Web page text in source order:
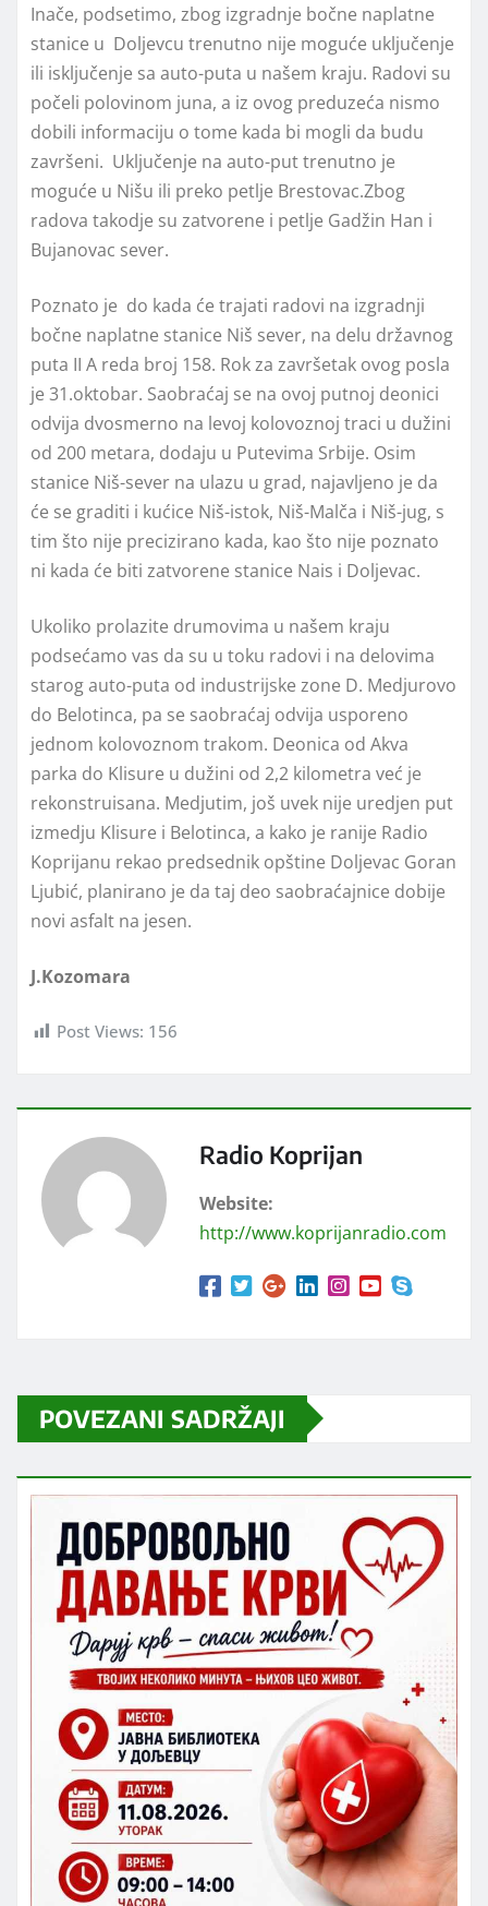
Inače, podsetimo, zbog izgradnje bočne naplatne
stanice u Doljevcu trenutno nije moguće uključenje
ili isključenje sa auto-puta u našem kraju. Radovi su
počeli polovinom juna, a iz ovog preduzeća nismo
dobili informaciju o tome kada bi mogli da budu
završeni. Uključenje na auto-put trenutno je
moguće u Nišu ili preko petlje Brestovac.Zbog
radova takodje su zatvorene i petlje Gadžin Han i
Bujanovac sever.
Poznato je do kada će trajati radovi na izgradnji
bočne naplatne stanice Niš sever, na delu državnog
puta II A reda broj 158. Rok za završetak ovog posla
je 31.oktobar. Saobraćaj se na ovoj putnoj deonici
odvija dvosmerno na levoj kolovoznoj traci u dužini
od 200 metara, dodaju u Putevima Srbije. Osim
stanice Niš-sever na ulazu u grad, najavljeno je da
će se graditi i kućice Niš-istok, Niš-Malča i Niš-jug, s
tim što nije precizirano kada, kao što nije poznato
ni kada će biti zatvorene stanice Nais i Doljevac.
Ukoliko prolazite drumovima u našem kraju
podsećamo vas da su u toku radovi i na delovima
starog auto-puta od industrijske zone D. Medjurovo
do Belotinca, pa se saobraćaj odvija usporeno
jednom kolovoznom trakom. Deonica od Akva
parka do Klisure u dužini od 2,2 kilometra već je
rekonstruisana. Medjutim, još uvek nije uredjen put
izmedju Klisure i Belotinca, a kako je ranije Radio
Koprijanu rekao predsednik opštine Doljevac Goran
Ljubić, planirano je da taj deo saobraćajnice dobije
novi asfalt na jesen.
J.Kozomara
Post Views: 156
Radio Koprijan
Website:
http://www.koprijanradio.com
POVEZANI SADRŽAJI